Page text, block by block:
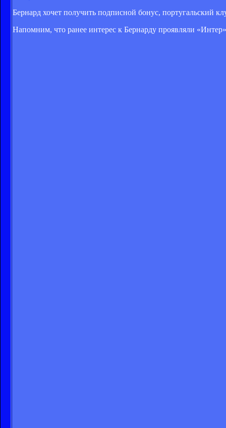
Бернард хочет получить подписной бонус, португальский
Напомним, что ранее интерес к Бернарду проявляли